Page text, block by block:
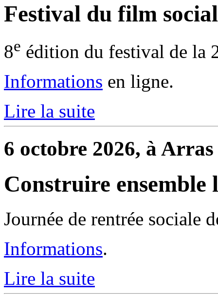
Festival du film social
8e édition du festival de la
Informations en ligne.
Lire la suite
6 octobre 2026, à Arras
Construire ensemble
Journée de rentrée sociale
Informations.
Lire la suite